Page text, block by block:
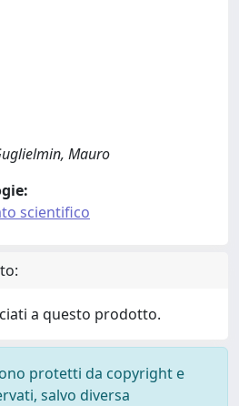
Mauro
scientifico
a questo prodotto.
protetti da copyright e
salvo diversa